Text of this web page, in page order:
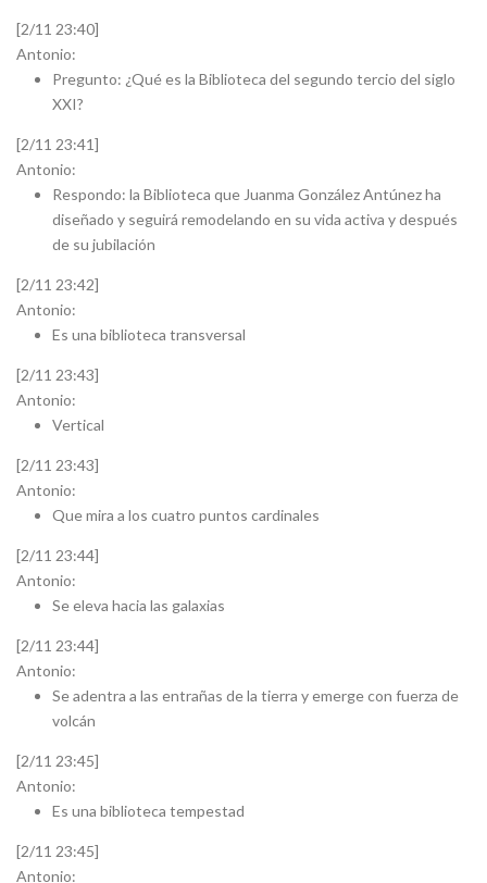
[2/11 23:40]
Antonio:
Pregunto: ¿Qué es la Biblioteca del segundo tercio del siglo
XXI?
[2/11 23:41]
Antonio:
Respondo: la Biblioteca que Juanma González Antúnez ha
diseñado y seguirá remodelando en su vida activa y después
de su jubilación
[2/11 23:42]
Antonio:
Es una biblioteca transversal
[2/11 23:43]
Antonio:
Vertical
[2/11 23:43]
Antonio:
Que mira a los cuatro puntos cardinales
[2/11 23:44]
Antonio:
Se eleva hacia las galaxias
[2/11 23:44]
Antonio:
Se adentra a las entrañas de la tierra y emerge con fuerza de
volcán
[2/11 23:45]
Antonio:
Es una biblioteca tempestad
[2/11 23:45]
Antonio: